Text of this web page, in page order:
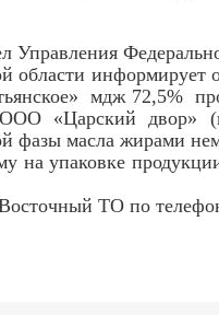
области
мдж 72,5%
«Царский
фазы масла жирами
упаковке
ТО по